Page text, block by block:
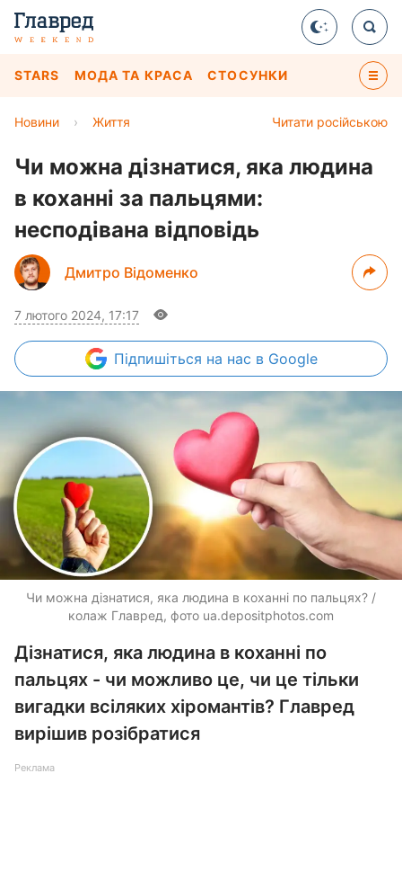
STARS МОДА ТА КРАСА СТОСУНКИ
Читати російською
Новини › Життя
Чи можна дізнатися, яка людина
в коханні за пальцями:
несподівана відповідь
Дмитро Відоменко
7 лютого 2024, 17:17
Підпишіться на нас в Google
Чи можна дізнатися, яка людина в коханні по пальцях? /
колаж Главред, фото ua.depositphotos.com
Дізнатися, яка людина в коханні по
пальцях - чи можливо це, чи це тільки
вигадки всіляких хіромантів? Главред
вирішив розібратися
Реклама